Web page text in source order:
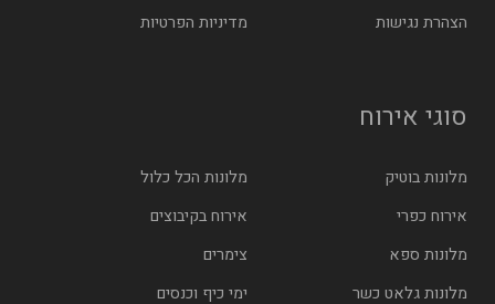
הצהרת נגישות
מדיניות הפרטיות
סוגי אירוח
מלונות בוטיק
מלונות הכל כלול
אירוח כפרי
אירוח בקיבוצים
מלונות ספא
צימרים
מלונות גלאט כשר
ימי כיף וכנסים